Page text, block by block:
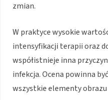
zmian.
W praktyce wysokie
intensyfikacji terapii oraz
współistnieje inna
infekcja. Ocena powinna
wszystkie elementy